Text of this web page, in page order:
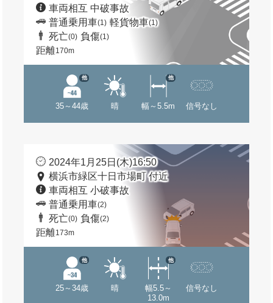
車両相互 中破事故
普通乗用車(1) 軽貨物車(1)
死亡(0) 負傷(1)
距離170m
35～44歳
他
晴 幅～5.5m
他
信号なし
2024年1月25日(木)16:50
横浜市緑区十日市場町 付近
車両相互 小破事故
普通乗用車(2)
死亡(0) 負傷(2)
距離173m
25～34歳
他
晴
幅5.5～
13.0m
他
信号なし